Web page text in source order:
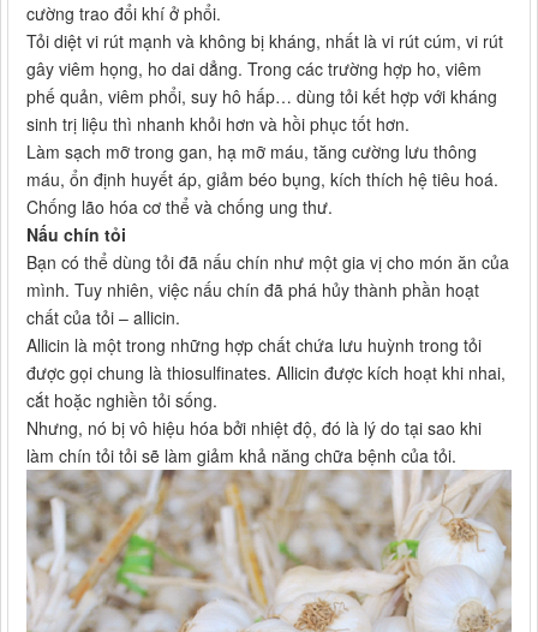
cường trao đổi khí ở phổi.
Tỏi diệt vi rút mạnh và không bị kháng, nhất là vi rút cúm, vi rút
gây viêm họng, ho dai dẳng. Trong các trường hợp ho, viêm
phế quản, viêm phổi, suy hô hấp… dùng tỏi kết hợp với kháng
sinh trị liệu thì nhanh khỏi hơn và hồi phục tốt hơn.
Làm sạch mỡ trong gan, hạ mỡ máu, tăng cường lưu thông
máu, ổn định huyết áp, giảm béo bụng, kích thích hệ tiêu hoá.
Chống lão hóa cơ thể và chống ung thư.
Nấu chín tỏi
Bạn có thể dùng tỏi đã nấu chín như một gia vị cho món ăn của
mình. Tuy nhiên, việc nấu chín đã phá hủy thành phần hoạt
chất của tỏi – allicin.
Allicin là một trong những hợp chất chứa lưu huỳnh trong tỏi
được gọi chung là thiosulfinates. Allicin được kích hoạt khi nhai,
cắt hoặc nghiền tỏi sống.
Nhưng, nó bị vô hiệu hóa bởi nhiệt độ, đó là lý do tại sao khi
làm chín tỏi tỏi sẽ làm giảm khả năng chữa bệnh của tỏi.